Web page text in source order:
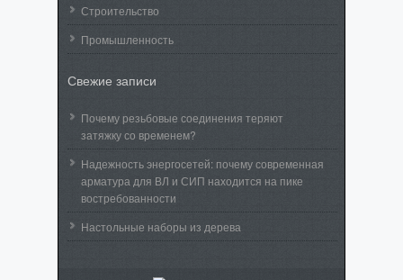
Строительство
Промышленность
Свежие записи
Почему резьбовые соединения теряют
затяжку со временем?
Надежность энергосетей: почему современная
арматура для ВЛ и СИП находится на пике
востребованности
Настольные наборы из дерева